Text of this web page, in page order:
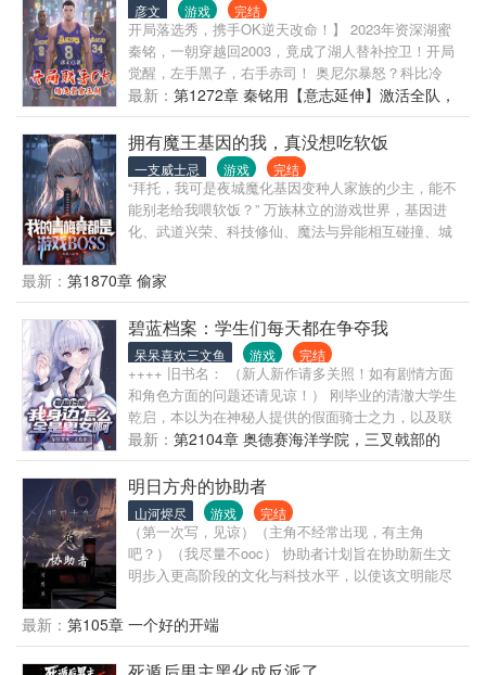
彦文 游戏 完结
开局落选秀，携手OK逆天改命！】 2023年资深湖蜜
秦铭，一朝穿越回2003，竟成了湖人替补控卫！开局
觉醒，左手黑子，右手赤司！ 奥尼尔暴怒？科比冷
眼？更衣室火药桶一点就炸？ 不怕！他靠预判抢断、
诡异传球，成了OK组合唯一的“粘合剂”！ 从瓦解活塞
铁桶阵，到镇压马刺GDP； 从助科比81分封神，到陪
鲨鱼投出退役三分； 从阻击绿军三巨头，到打崩勇士
死亡五小！ 他是魔术师二世，是DPOY大闸，是无解
得分机器！ 当十五连冠达成，三面球衣悬挂斯台普
斯， 秦铭面对系统微微一笑： “这个王朝，由我缔
造。” ★快节奏★爽点轰炸★技能逆天★ ★OK兄弟情
——平行神话！
最新： 第1272章 秦铭用【意志延伸】激活全队，
湖人三节打花绿军
拥有魔王基因的我，真没想吃软饭
一支威士忌 游戏 完结
“拜托，我可是夜城魔化基因变种人家族的少主，能不
能别老给我喂软饭？” 万族林立的游戏世界，基因进
化、武道兴荣、科技修仙、魔法与异能相互碰撞、城
族，身负变种魔王基因血脉，被全人类视作威胁。 守
夜人、狩魔人、异能公会、魔法公会、修仙公会，全
都认我为魔种祸害？非将我除去？ 原游戏剧情，童年
的几个玩伴青梅女孩，全因我的死而黑化成反派
BOSS？ 未来他的魔化家族将被正道满门屠杀？ 年仅
七岁的夜歌从这一刻开始签到，签到十年，开启了全
职天赋，默默为未来布局！ 签到成功！
最新： 第1870章 偷家
碧蓝档案：学生们每天都在争夺我
呆呆喜欢三文鱼 游戏 完结
++++ 旧书名： （新人新作请多关照！如有剧情方面
和角色方面的问题还请见谅！） 刚毕业的清澈大学生
乾启，本以为在神秘人提供的假面骑士之力，以及联
邦学生会会长安排的诸多便利下，他一定能完成约
定，保护好心爱的学生们，让这个世界走向好结局
的。 然而在这个名为基沃托斯的地方呆上一段时间后
他才发现，他似乎还得提防着别的什么东西……
最新： 第2104章 奥德赛海洋学院，三叉戟部的
船？？
明日方舟的协助者
山河烬尽 游戏 完结
（第一次写，见谅）（主角不经常出现，有主角
吧？）（我尽量不ooc） 协助者计划旨在协助新生文
明步入更高阶段的文化与科技水平，以使该文明能尽
即以下协议称呼为协助者的人工智能，必须遵守以下
协议 一、协助者必须做到所做的一切决策都与文明的
存续与发展有积极影响 二、协助者必须保证在非必要
最新： 第105章 一个好的开端